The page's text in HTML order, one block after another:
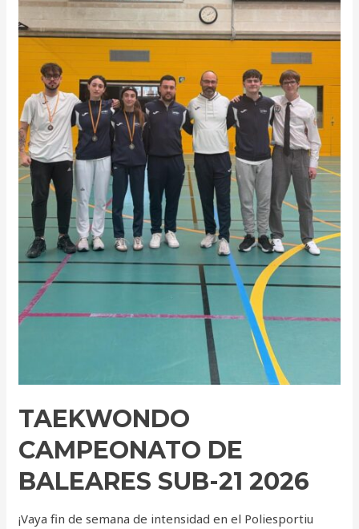
TAEKWONDO
CAMPEONATO DE
BALEARES SUB-21 2026
¡Vaya fin de semana de intensidad en el Poliesportiu